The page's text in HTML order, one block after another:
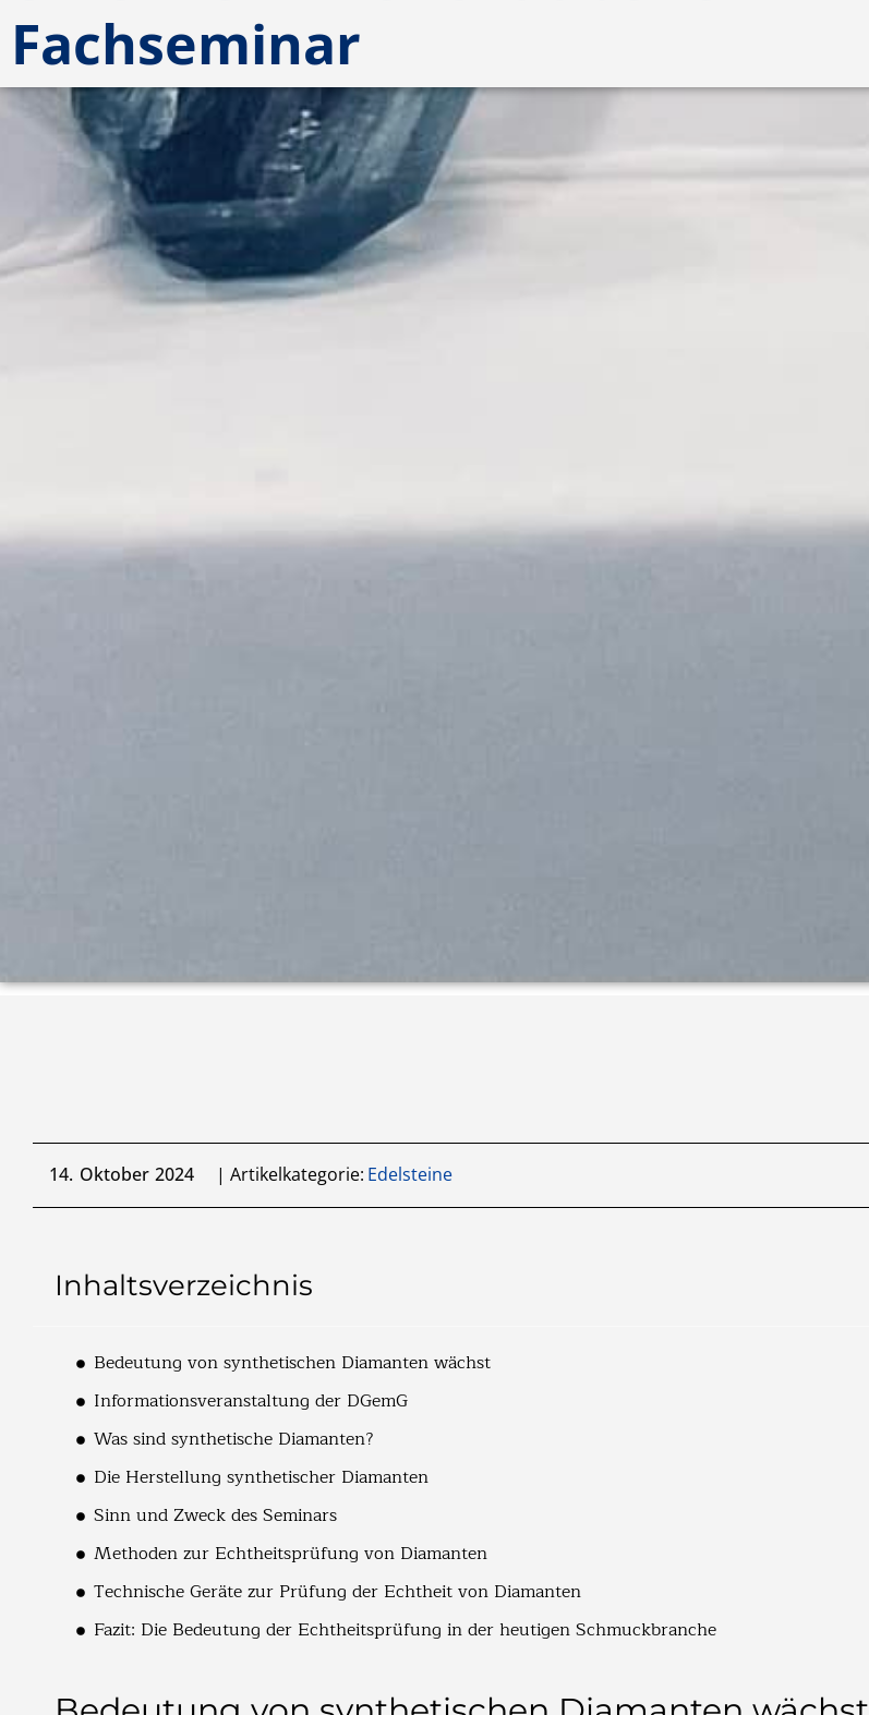
Fachseminar
14. Oktober 2024 | Artikelkategorie: Edelsteine
Inhaltsverzeichnis
Bedeutung von synthetischen Diamanten wächst
Informationsveranstaltung der DGemG
Was sind synthetische Diamanten?
Die Herstellung synthetischer Diamanten
Sinn und Zweck des Seminars
Methoden zur Echtheitsprüfung von Diamanten
Technische Geräte zur Prüfung der Echtheit von Diamanten
Fazit: Die Bedeutung der Echtheitsprüfung in der heutigen Schmuckbranche